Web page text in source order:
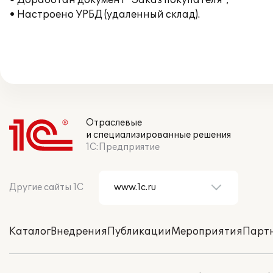
• Настроено УРБД (удаленный склад).
Отраслевые
и специализированные решения
1С:Предприятие
Другие сайты 1С
КаталогВнедренияПубликацииМероприятия